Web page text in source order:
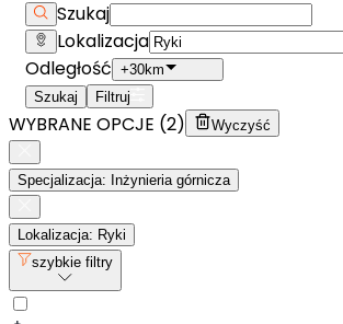
Szukaj
Lokalizacja
Odległość +30km
Szukaj
Filtruj
WYBRANE OPCJE (2) Wyczyść
Specjalizacja: Inżynieria górnicza
Lokalizacja: Ryki
szybkie filtry